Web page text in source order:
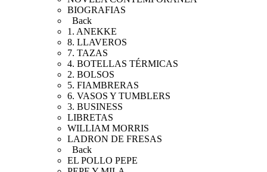
BIOGRAFIAS
Back
1. ANEKKE
8. LLAVEROS
7. TAZAS
4. BOTELLAS TÉRMICAS
2. BOLSOS
5. FIAMBRERAS
6. VASOS Y TUMBLERS
3. BUSINESS
LIBRETAS
WILLIAM MORRIS
LADRON DE FRESAS
Back
EL POLLO PEPE